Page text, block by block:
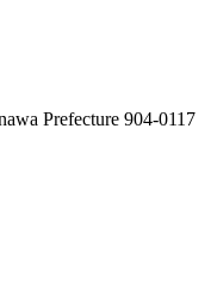
Prefecture 904-0117